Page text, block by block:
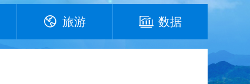
旅游 数据